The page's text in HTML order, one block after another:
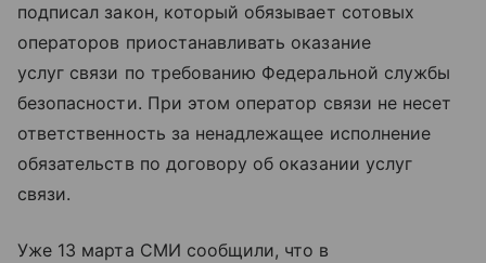
подписал закон, который обязывает сотовых
операторов приостанавливать оказание
услуг связи по требованию Федеральной службы
безопасности. При этом оператор связи не несет
ответственность за ненадлежащее исполнение
обязательств по договору об оказании услуг
связи.
Уже 13 марта СМИ сообщили, что в